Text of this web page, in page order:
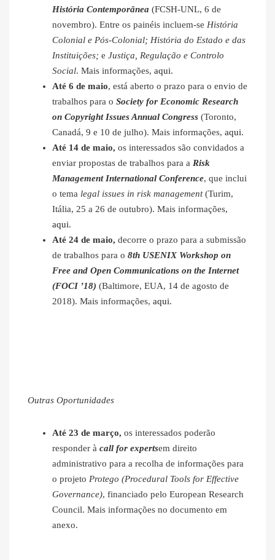
História Contemporânea (FCSH-UNL, 6 de
novembro). Entre os painéis incluem-se História
Colonial e Pós-Colonial; História do Estado e das
Instituições; e Justiça, Regulação e Controlo
Social. Mais informações, aqui.
Até 6 de maio, está aberto o prazo para o envio de
trabalhos para o Society for Economic Research
on Copyright Issues Annual Congress (Toronto,
Canadá, 9 e 10 de julho). Mais informações, aqui.
Até 14 de maio, os interessados são convidados a
enviar propostas de trabalhos para a Risk
Management International Conference, que inclui
o tema legal issues in risk management(Turim,
Itália, 25 a 26 de outubro). Mais informações,
aqui.
Até 24 de maio, decorre o prazo para a submissão
de trabalhos para o 8th USENIX Workshop on
Free and Open Communications on the Internet
(FOCI ’18) (Baltimore, EUA, 14 de agosto de
2018). Mais informações, aqui.
Outras Oportunidades
Até 23 de março, os interessados poderão
responder à call for expertsem direito
administrativo para a recolha de informações para
o projeto Protego (Procedural Tools for Effective
Governance), financiado pelo European Research
Council. Mais informações no documento em
anexo.